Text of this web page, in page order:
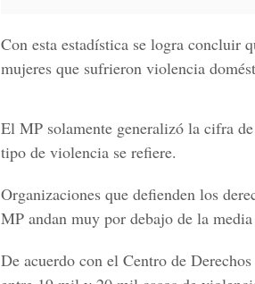
Con esta estadística se logra concluir
mujeres que sufrieron violencia
El MP solamente generalizó la cifra
tipo de violencia se refiere.
Organizaciones que defienden los
MP andan muy por debajo de la
De acuerdo con el Centro de